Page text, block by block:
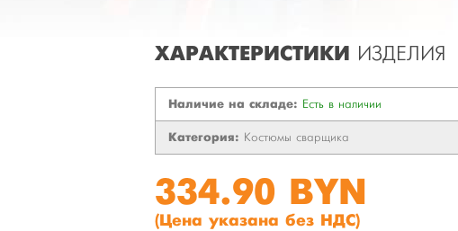
ХАРАКТЕРИСТИКИ ИЗДЕЛИЯ
Наличие на складе: Есть в наличии
Категория: Костюмы сварщика
334.90 BYN
(Цена указана без НДС)